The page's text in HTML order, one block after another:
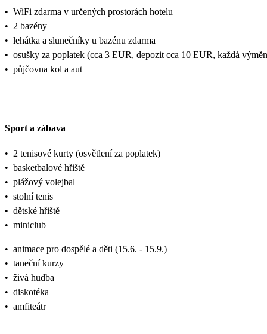
• WiFi zdarma v určených prostorách hotelu
• 2 bazény
• lehátka a slunečníky u bazénu zdarma
• osušky za poplatek (cca 3 EUR, depozit cca 10 EUR, každá
• půjčovna kol a aut
Sport a zábava
• 2 tenisové kurty (osvětlení za poplatek)
• basketbalové hřiště
• plážový volejbal
• stolní tenis
• dětské hřiště
• miniclub
• animace pro dospělé a děti (15.6. - 15.9.)
• taneční kurzy
• živá hudba
• diskotéka
• amfiteátr